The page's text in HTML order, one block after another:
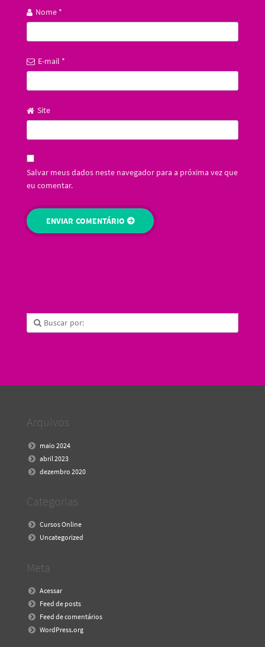
Nome *
E-mail *
Site
Salvar meus dados neste navegador para a próxima vez que
eu comentar.
Arquivos
maio 2024
abril 2023
dezembro 2020
Categorias
Cursos Online
Uncategorized
Meta
Acessar
Feed de posts
Feed de comentários
WordPress.org